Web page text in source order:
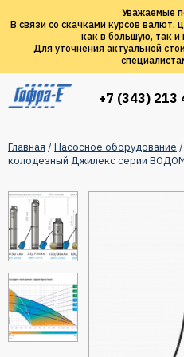
Уважаемые
В связи со скачками курсов валют,
как в большую, так и
Для уточнения актуальной
+7 (343) 213
Главная /Насосное оборудование /
колодезный Джилекс серии